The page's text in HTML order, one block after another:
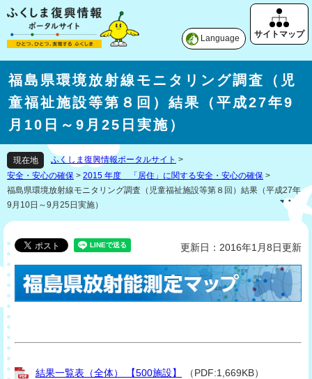
Language
福島県環境放射線モニタリング調査（児
童福祉施設等第８回）結果（平成27年9
月10日～9月25日実施）
現在地 ふくしま復興情報ポータルサイト >
安全・安心の確保 > 2015 年度 「居住」に関する安全・安心の確保 >
福島県環境放射線モニタリング調査（児童福祉施設等第８回）結果（平成27年
9月10日～9月25日実施）
更新日：2016年1月8日更新
結果一覧表（全体） 【500施設】 （PDF:1,669KB）